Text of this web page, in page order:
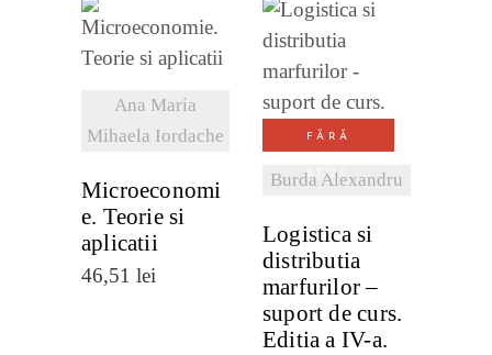
Ana Maria
Mihaela Iordache
VEZI
Microeconomi
e. Teorie si
aplicatii
46,51 lei
FĂRĂ
STOC
Burda Alexandru
VEZI
DETALII
Logistica si
distributia
marfurilor –
suport de curs.
Editia a IV-a.